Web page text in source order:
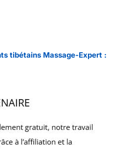
tibétains Massage-Expert :